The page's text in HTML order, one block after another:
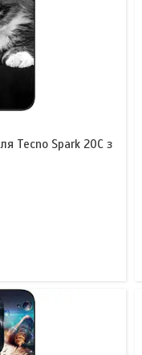
Tecno Spark 20C з